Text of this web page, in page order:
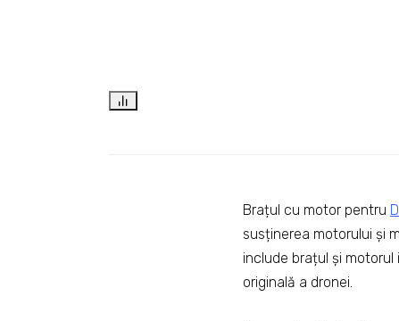
Brațul cu motor pentru
susținerea motorului și
include brațul și
originală a dronei.